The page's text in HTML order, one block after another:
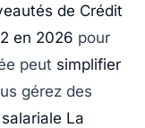
de Crédit
en 2026 pour
peut simplifier
gérez des
La